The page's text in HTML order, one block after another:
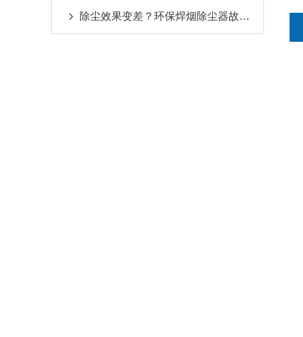
除尘效果变差？环保焊烟除尘器故障排查方法